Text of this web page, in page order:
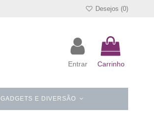
Desejos (0)
Entrar Carrinho
GADGETS E DIVERSÃO